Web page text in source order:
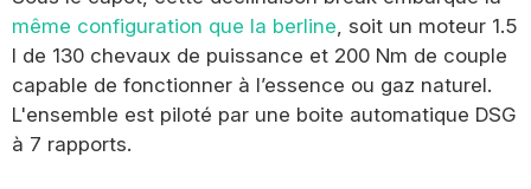
même configuration que la berline, soit un moteur 1.5
l de 130 chevaux de puissance et 200 Nm de couple
capable de fonctionner à l’essence ou gaz naturel.
L'ensemble est piloté par une boite automatique DSG
à 7 rapports.